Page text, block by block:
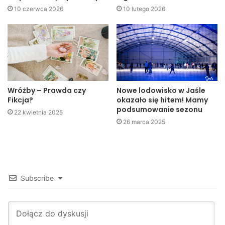
Szpital podjął więc decyzję o zamknięciu oddziałów
jednej z sal operacyjnych, gdzie wykonywane są cięcia
cesarskie, które zostały poddane profilaktycznej
dezynfekcji.
10 czerwca 2026 10 lutego 2026
Wróżby – Prawda czy
Fikcja?
22 kwietnia 2025
Nowe lodowisko w Jaśle
okazało się hitem! Mamy
podsumowanie sezonu
26 marca 2025
Subscribe